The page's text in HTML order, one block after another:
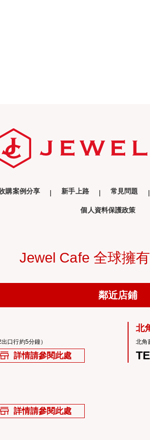
購案例分享 新手上路 常見問題
個人資料保護政策
Jewel Cafe 全球擁
鄰近店鋪
口行約5分鐘）
詳情請參閱此處
北
北角
詳情請參閱此處